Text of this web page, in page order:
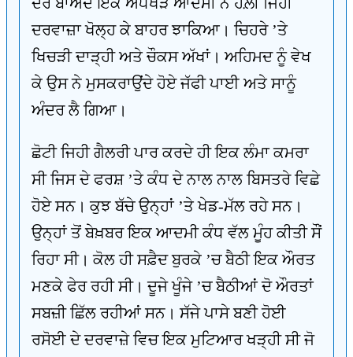
ਦਰਵਾਜ਼ਾ ਖੋਲ੍ਹ ਕੇ ਬਾਹਰ ਝਾਕਿਆ। ਚਿਹਰੇ ’ਤੇ
ਖਿਚੜੀ ਦਾੜ੍ਹੀ ਅਤੇ ਚੌਕਸ ਅੱਖਾਂ। ਅਹਿਮਦ ਨੂੰ ਵੇਖ
ਕੇ ਉਸ ਨੇ ਮੁਸਕਰਾਉਂਦੇ ਹੋਏ ਜੱਫੀ ਪਾਈ ਅਤੇ ਸਾਨੂੰ
ਅੰਦਰ ਲੈ ਗਿਆ।
ਛੋਟੀ ਜਿਹੀ ਗੈਲਰੀ ਪਾਰ ਕਰਦੇ ਹੀ ਇਕ ਲੰਮਾ ਕਮਰਾ
ਸੀ ਜਿਸ ਦੇ ਫਰਸ਼ ’ਤੇ ਕੰਧ ਦੇ ਨਾਲ ਨਾਲ ਬਿਸਤਰੇ ਵਿਛੇ
ਹੋਏ ਸਨ। ਕੁਝ ਬੱਚੇ ਉਨ੍ਹਾਂ ’ਤੇ ਖੇਡ-ਮੱਲ ਰਹੇ ਸਨ।
ਉਨ੍ਹਾਂ ਤੋਂ ਬੇਖ਼ਬਰ ਇਕ ਆਦਮੀ ਕੰਧ ਵੱਲ ਮੂੰਹ ਕੀਤੀ ਸੌਂ
ਰਿਹਾ ਸੀ। ਕੋਲ ਹੀ ਸਫ਼ੈਦ ਬੁਰਕੇ ’ਚ ਬੈਠੀ ਇਕ ਔਰਤ
ਮਣਕੇ ਫੇਰ ਰਹੀ ਸੀ। ਦੂਜੇ ਖੂੰਜੇ ’ਚ ਬੈਠੀਆਂ ਦੋ ਔਰਤਾਂ
ਸਬਜ਼ੀ ਛਿੱਲ ਰਹੀਆਂ ਸਨ। ਸੱਜੇ ਪਾਸੇ ਬਣੀ ਹੋਈ
ਰਸੋਈ ਦੇ ਦਰਵਾਜ਼ੇ ਵਿਚ ਇਕ ਮੁਟਿਆਰ ਖੜ੍ਹੀ ਸੀ ਜੋ